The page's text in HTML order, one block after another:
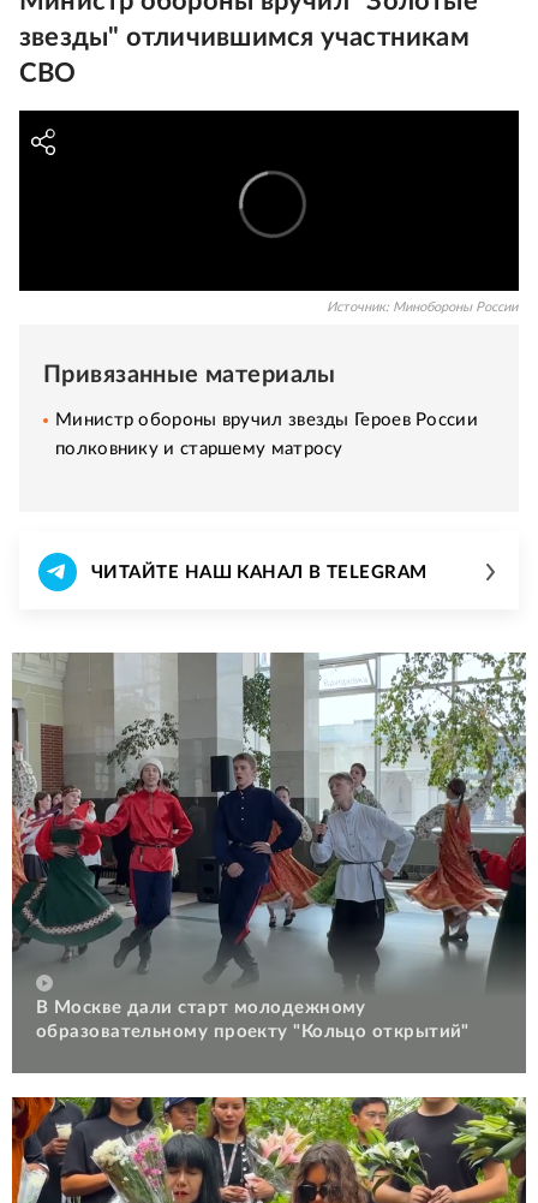
звезды" отличившимся участникам
СВО
Источник: Минобороны России
Привязанные материалы
Министр обороны вручил звезды Героев России
полковнику и старшему матросу
ЧИТАЙТЕ НАШ КАНАЛ В TELEGRAM
В Москве дали старт молодежному
образовательному проекту "Кольцо открытий"